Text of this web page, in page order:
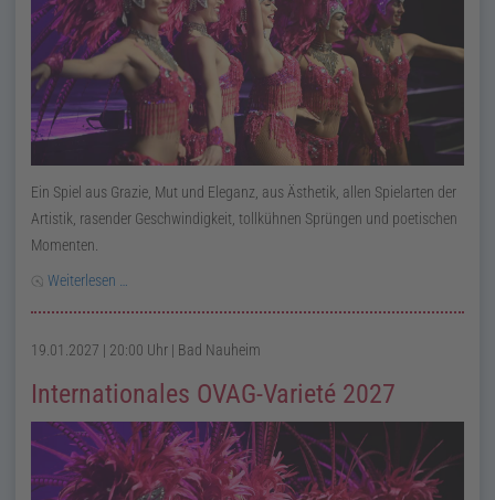
Ein Spiel aus Grazie, Mut und Eleganz, aus Ästhetik, allen Spielarten der
Artistik, rasender Geschwindigkeit, tollkühnen Sprüngen und poetischen
Momenten.
Weiterlesen …
19.01.2027 | 20:00 Uhr | Bad Nauheim
Internationales OVAG-Varieté 2027